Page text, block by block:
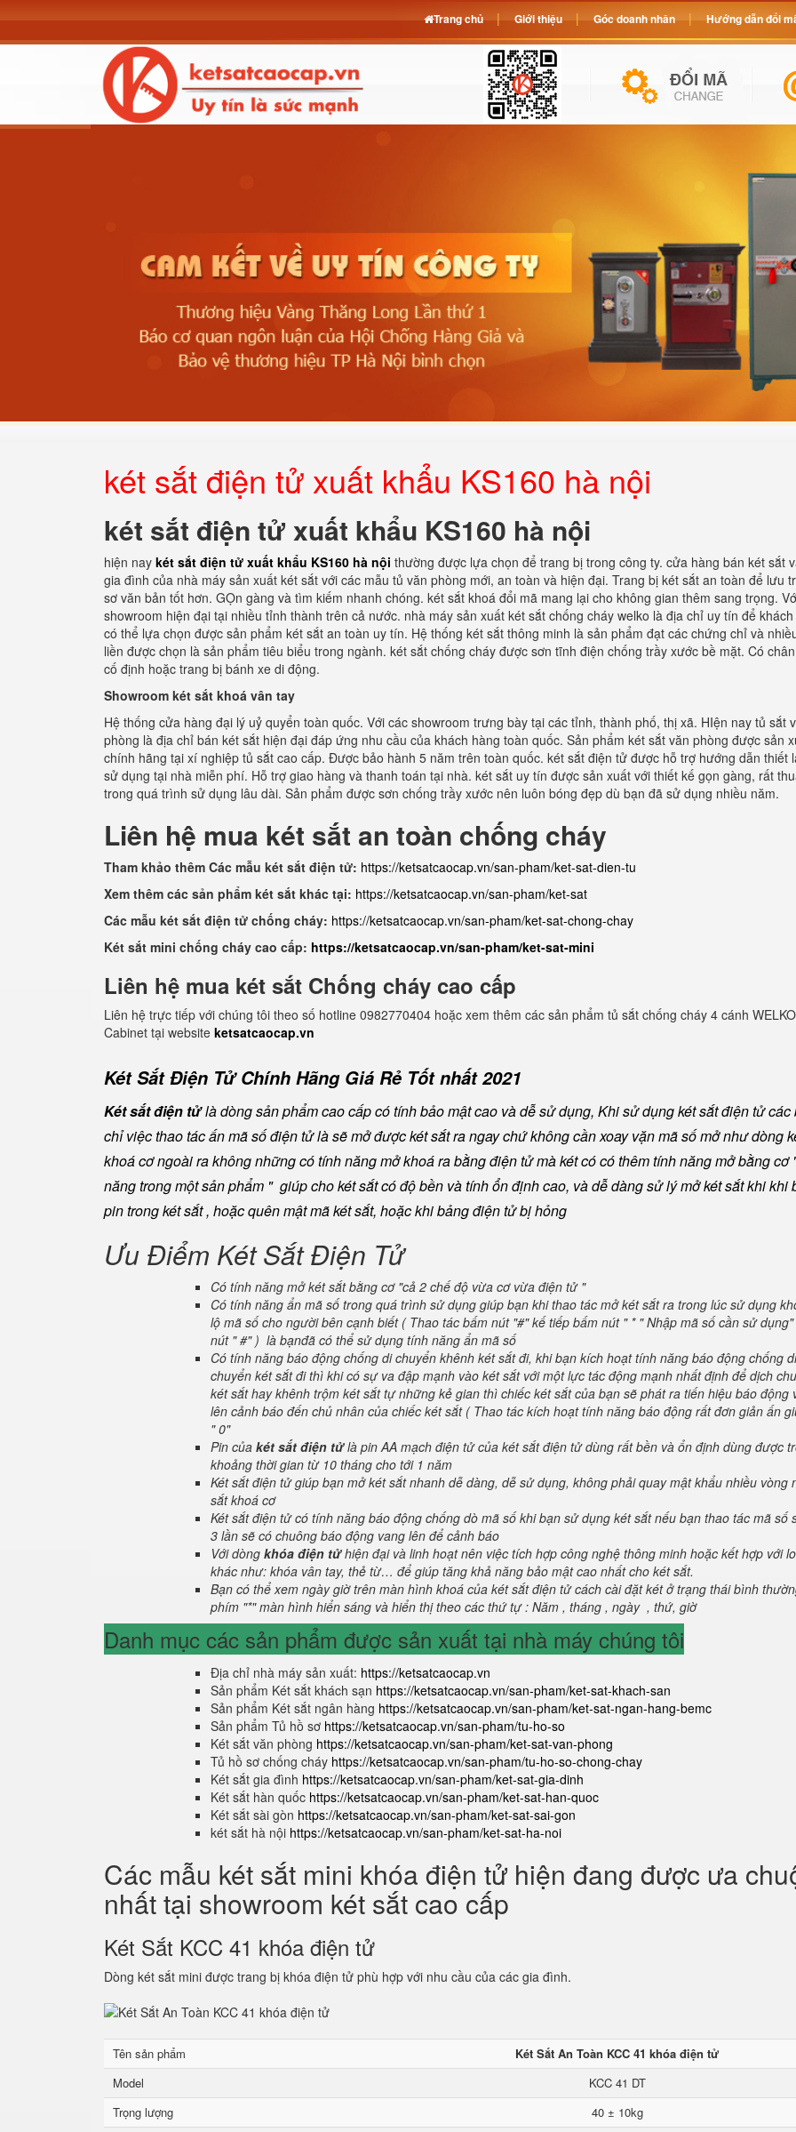
két sắt điện tử xuất khẩu KS160 hà nội
két sắt điện tử xuất khẩu KS160 hà nội
hiện nay két sắt điện tử xuất khẩu KS160 hà nội thường được lựa chọn để trang bị trong công ty. cửa hàng bán két sắt
gia đình của nhà máy sản xuất két sắt với các mẫu tủ văn phòng mới, an toàn và hiện đại. Trang bị két sắt an toàn để lưu
sơ văn bản tốt hơn. GỌn gàng và tìm kiếm nhanh chóng. két sắt khoá đổi mã mang lại cho không gian thêm sang trọng.
showroom hiện đại tại nhiều tỉnh thành trên cả nước. nhà máy sản xuất két sắt chống cháy welko là địa chỉ uy tín để
có thể lựa chọn được sản phẩm két sắt an toàn uy tín. Hệ thống két sắt thông minh là sản phẩm đạt các chứng chỉ và
liền được chọn là sản phẩm tiêu biểu trong ngành. két sắt chống cháy được sơn tĩnh điện chống trầy xước bề mặt. Có
cố định hoặc trang bị bánh xe di động.
Showroom két sắt khoá vân tay
Hệ thống cửa hàng đại lý uỷ quyển toàn quốc. Với các showroom trưng bày tại các tỉnh, thành phố, thị xã. HIện nay tủ sắt
phòng là địa chỉ bán két sắt hiện đại đáp ứng nhu cầu của khách hàng toàn quốc. Sản phẩm két sắt văn phòng được sản
chính hãng tại xí nghiệp tủ sắt cao cấp. Được bảo hành 5 năm trên toàn quốc. két sắt điện tử được hỗ trợ hướng dẫn thiết
sử dụng tại nhà miễn phí. Hỗ trợ giao hàng và thanh toán tại nhà. két sắt uy tín được sản xuất với thiết kế gọn gàng, rất
trong quá trình sử dụng lâu dài. Sản phẩm được sơn chống trầy xước nên luôn bóng đẹp dù bạn đã sử dụng nhiều năm.
Liên hệ mua két sắt an toàn chống cháy
Tham khảo thêm Các mẫu két sắt điện tử: https://ketsatcaocap.vn/san-pham/ket-sat-dien-tu
Xem thêm các sản phẩm két sắt khác tại: https://ketsatcaocap.vn/san-pham/ket-sat
Các mẫu két sắt điện tử chống cháy: https://ketsatcaocap.vn/san-pham/ket-sat-chong-chay
Két sắt mini chống cháy cao cấp: https://ketsatcaocap.vn/san-pham/ket-sat-mini
Liên hệ mua két sắt Chống cháy cao cấp
Liên hệ trực tiếp với chúng tôi theo số hotline 0982770404 hoặc xem thêm các sản phẩm tủ sắt chống cháy 4 cánh
Cabinet tại website ketsatcaocap.vn
Két Sắt Điện Tử Chính Hãng Giá Rẻ Tốt nhất 2021
Két sắt điện tửlà dòng sản phẩm cao cấp có tính bảo mật cao và dễ sử dụng, Khi sử dụng két sắt điện tử các
chỉ việc thao tác ấn mã số điện tử là sẽ mở được két sắt ra ngay chứ không cần xoay vặn mã số mở như dòng
khoá cơ ngoài ra không những có tính năng mở khoá ra bằng điện tử mà két có có thêm tính năng mở bằng cơ
năng trong một sản phẩm " giúp cho két sắt có độ bền và tính ổn định cao, và dễ dàng sử lý mở két sắt khi khi
pin trong két sắt , hoặc quên mật mã két sắt, hoặc khi bảng điện tử bị hỏng
Ưu Điểm Két Sắt Điện Tử
Có tính năng mở két sắt bằng cơ "cả 2 chế độ vừa cơ vừa điện tử "
Có tính năng ẩn mã số trong quá trình sử dụng giúp bạn khi thao tác mở két sắt ra trong lúc sử dụng
lộ mã số cho người bên cạnh biết ( Thao tác bấm nút "#" kế tiếp bấm nút " * " Nhập mã số cần sử
nút " #" ) là bạnđã có thể sử dụng tính năng ẩn mã số
Có tính năng báo động chống di chuyển khênh két sắt đi, khi bạn kích hoạt tính năng báo động chống di
chuyển két sắt đi thì khi có sự va đập mạnh vào két sắt với một lực tác động mạnh nhất định để dịch
két sắt hay khênh trộm két sắt tự những kẻ gian thì chiếc két sắt của bạn sẽ phát ra tiến hiệu báo động
lên cảnh báo đến chủ nhân của chiếc két sắt ( Thao tác kích hoạt tính năng báo động rất đơn giản ấn
" 0"
Pin của két sắt điện tửlà pin AA mạch điện tử của két sắt điện tử dùng rất bền và ổn định dùng được
khoảng thời gian từ 10 tháng cho tới 1 năm
Két sắt điện tử giúp bạn mở két sắt nhanh dễ dàng, dễ sử dụng, không phải quay mật khẩu nhiều vòng
sắt khoá cơ
Két sắt điện tử có tính năng báo động chống dò mã số khi bạn sử dụng két sắt nếu bạn thao tác mã số
3 lần sẽ có chuông báo động vang lên để cảnh báo
Với dòng khóa điện tửhiện đại và linh hoạt nên việc tích hợp công nghệ thông minh hoặc kết hợp với
khác như: khóa vân tay, thẻ từ… để giúp tăng khả năng bảo mật cao nhất cho két sắt.
Bạn có thể xem ngày giờ trên màn hình khoá của két sắt điện tử cách cài đặt két ở trạng thái bình
phím "*" màn hình hiển sáng và hiển thị theo các thứ tự : Năm , tháng , ngày , thứ, giờ
Danh mục các sản phẩm được sản xuất tại nhà máy chúng tôi
Địa chỉ nhà máy sản xuất: https://ketsatcaocap.vn
Sản phẩm Két sắt khách sạn https://ketsatcaocap.vn/san-pham/ket-sat-khach-san
Sản phẩm Két sắt ngân hàng https://ketsatcaocap.vn/san-pham/ket-sat-ngan-hang-bemc
Sản phẩm Tủ hồ sơ https://ketsatcaocap.vn/san-pham/tu-ho-so
Két sắt văn phòng https://ketsatcaocap.vn/san-pham/ket-sat-van-phong
Tủ hồ sơ chống cháy https://ketsatcaocap.vn/san-pham/tu-ho-so-chong-chay
Két sắt gia đình https://ketsatcaocap.vn/san-pham/ket-sat-gia-dinh
Két sắt hàn quốc https://ketsatcaocap.vn/san-pham/ket-sat-han-quoc
Két sắt sài gòn https://ketsatcaocap.vn/san-pham/ket-sat-sai-gon
két sắt hà nội https://ketsatcaocap.vn/san-pham/ket-sat-ha-noi
Các mẫu két sắt mini khóa điện tử hiện đang được ưa
nhất tại showroom két sắt cao cấp
Két Sắt KCC 41 khóa điện tử
Dòng két sắt mini được trang bị khóa điện tử phù hợp với nhu cầu của các gia đình.
Tên sản phẩm
Két Sắt An Toàn KCC 41 khóa điện tử
Model
KCC 41 DT
Trọng lượng
40 ± 10kg
Trang chủ Giới thiệu Góc doanh nhân Hướng dẫn đổi